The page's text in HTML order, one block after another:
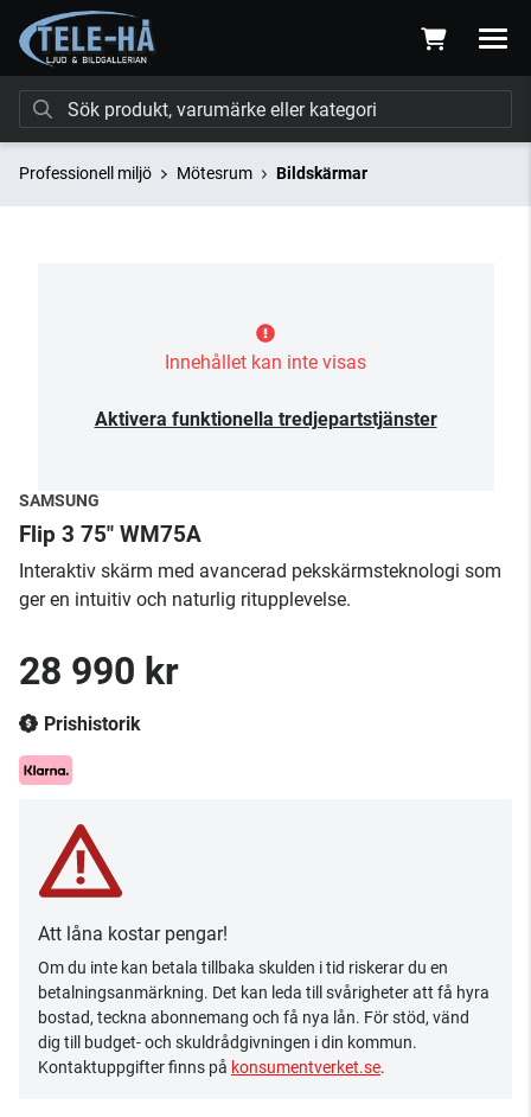
Professionell miljö Mötesrum Bildskärmar
Innehållet kan inte visas
Aktivera funktionella tredjepartstjänster
SAMSUNG
Flip 3 75" WM75A
Interaktiv skärm med avancerad pekskärmsteknologi som
ger en intuitiv och naturlig ritupplevelse.
28 990 kr
Prishistorik
Att låna kostar pengar!
Om du inte kan betala tillbaka skulden i tid riskerar du en
betalningsanmärkning. Det kan leda till svårigheter att få hyra
bostad, teckna abonnemang och få nya lån. För stöd, vänd
dig till budget- och skuldrådgivningen i din kommun.
Kontaktuppgifter finns på konsumentverket.se.